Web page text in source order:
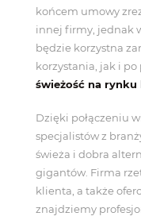
końcem umowy
innej firmy, jednak
będzie korzystna
korzystania, jak i po
świeżość na
Dzięki połączeniu
specjalistów z
świeża i dobra
gigantów. Firma
klienta, a także
znajdziemy